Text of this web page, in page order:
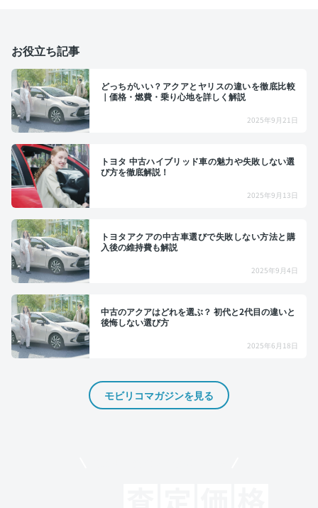
お役立ち記事
どっちがいい？アクアとヤリスの違いを徹底比較
｜価格・燃費・乗り心地を詳しく解説
2025年9月21日
トヨタ 中古ハイブリッド車の魅力や失敗しない選
び方を徹底解説！
2025年9月13日
トヨタアクアの中古車選びで失敗しない方法と購
入後の維持費も解説
2025年9月4日
中古のアクアはどれを選ぶ？ 初代と2代目の違いと
後悔しない選び方
2025年6月18日
モビリコマガジンを見る